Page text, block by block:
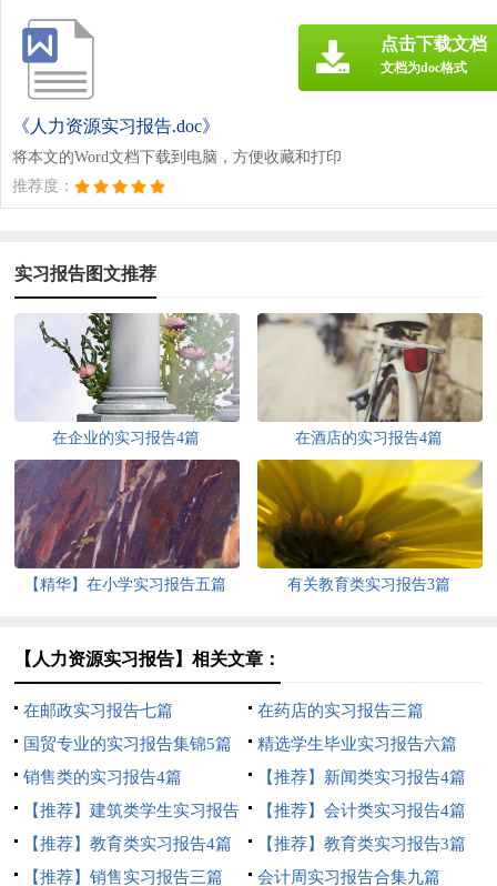
《人力资源实习报告.doc》
将本文的Word文档下载到电脑，方便收藏和打印
推荐度：
点击下载文档
文档为doc格式
实习报告图文推荐
在企业的实习报告4篇 在酒店的实习报告4篇
【精华】在小学实习报告五篇 有关教育类实习报告3篇
【人力资源实习报告】相关文章：
在邮政实习报告七篇
在药店的实习报告三篇
国贸专业的实习报告集锦5篇
精选学生毕业实习报告六篇
销售类的实习报告4篇
【推荐】新闻类实习报告4篇
【推荐】建筑类学生实习报告
4篇
【推荐】会计类实习报告4篇
【推荐】教育类实习报告4篇
【推荐】教育类实习报告3篇
【推荐】销售实习报告三篇
会计周实习报告合集九篇